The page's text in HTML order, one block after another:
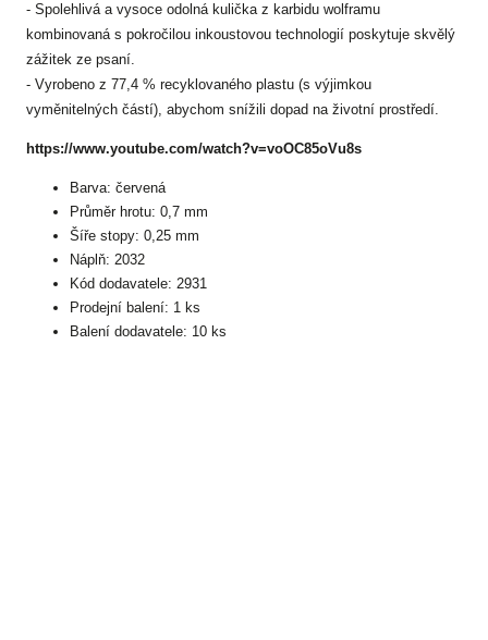
- Spolehlivá a vysoce odolná kulička z karbidu wolframu
kombinovaná s pokročilou inkoustovou technologií poskytuje skvělý
zážitek ze psaní.
- Vyrobeno z 77,4 % recyklovaného plastu (s výjimkou
vyměnitelných částí), abychom snížili dopad na životní prostředí.
https://www.youtube.com/watch?v=voOC85oVu8s
Barva: červená
Průměr hrotu: 0,7 mm
Šíře stopy: 0,25 mm
Náplň: 2032
Kód dodavatele: 2931
Prodejní balení: 1 ks
Balení dodavatele: 10 ks